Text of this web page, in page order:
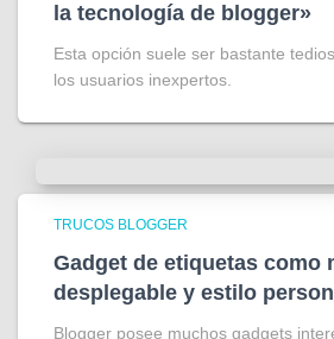
la tecnología de blogger»
Esta opción suele ser bastante
los usuarios inexpertos.
TRUCOS BLOGGER
Gadget de etiquetas como
desplegable y estilo
Blogger posee muchos gadgets